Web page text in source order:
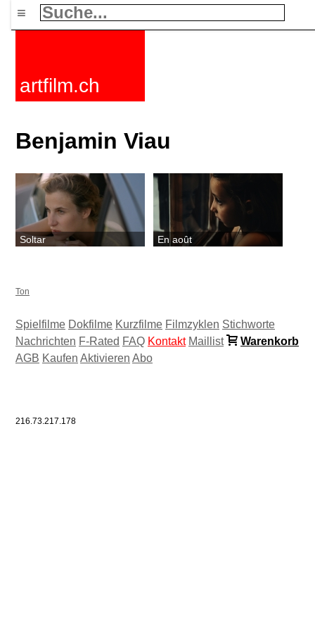
≡
artfilm.ch
Benjamin Viau
Soltar En août
Ton
Spielfilme Dokfilme Kurzfilme Filmzyklen Stichworte
Nachrichten F-Rated FAQ Kontakt Maillist
Warenkorb
AGB Kaufen Aktivieren Abo
216.73.217.178